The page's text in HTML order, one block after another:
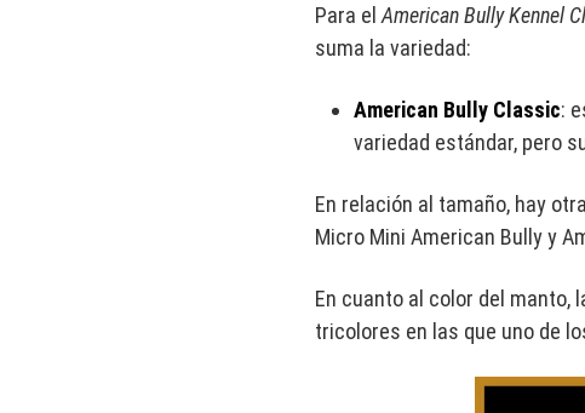
Para el American Bully Kennel
suma la variedad:
American Bully Classic:
variedad estándar, pero
En relación al tamaño, hay
Micro Mini American Bully y
En cuanto al color del manto,
tricolores en las que uno de